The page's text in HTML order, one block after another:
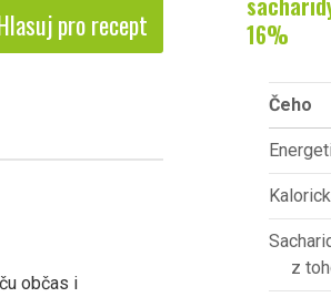
pro recept
občas i
16%
Čeho
z